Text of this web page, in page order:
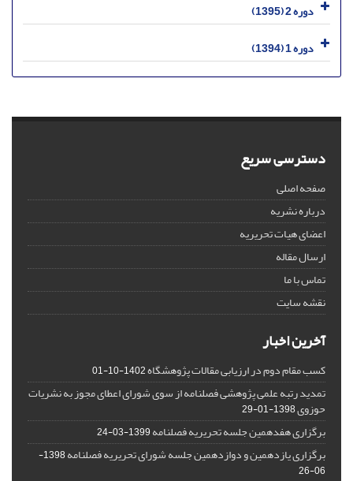
دوره 2 (1395)
دوره 1 (1394)
دسترسی سریع
صفحه اصلی
درباره نشریه
اعضای هیات تحریریه
ارسال مقاله
تماس با ما
نقشه سایت
آخرین اخبار
کسب مقام دوم در ارزیابی مقالات پژوهشگاه1402-10-01
تمدید رتبه علمی پژوهشی فصلنامه از سوی شورای اعطای مجوز به نشریات
حوزوی1398-01-29
برگزاری هفدهمین جلسه تحریریه فصلنامه1399-03-24
برگزاری یازدهمین و دوازدهمین جلسه شورای تحریریه فصلنامه
1398-
06-26